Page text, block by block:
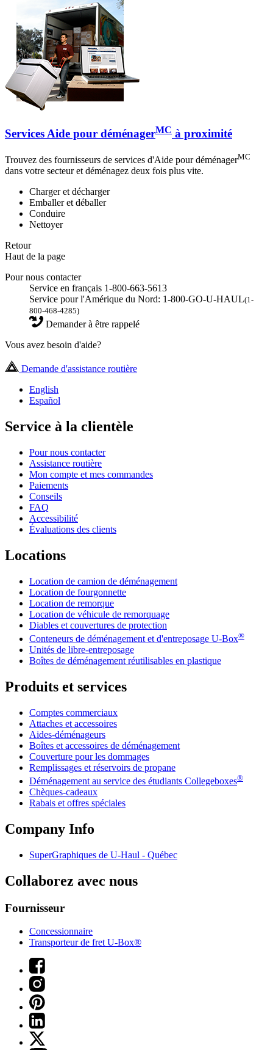
Services Aide pour déménagerMC à proximité
Trouvez des fournisseurs de services d'Aide pour déménagerMC
dans votre secteur et déménagez deux fois plus vite.
Charger et décharger
Emballer et déballer
Conduire
Nettoyer
Retour
Haut de la page
Pour nous contacter
Service en français 1-800-663-5613
Service pour l'Amérique du Nord: 1-800-GO-U-HAUL(1-
800-468-4285)
Demander à être rappelé
Vous avez besoin d'aide?
Demande d'assistance routière
English
Español
Service à la clientèle
Pour nous contacter
Assistance routière
Mon compte et mes commandes
Paiements
Conseils
FAQ
Accessibilité
Évaluations des clients
Locations
Location de camion de déménagement
Location de fourgonnette
Location de remorque
Location de véhicule de remorquage
Diables et couvertures de protection
Conteneurs de déménagement et d'entreposage U-Box®
Unités de libre-entreposage
Boîtes de déménagement réutilisables en plastique
Produits et services
Comptes commerciaux
Attaches et accessoires
Aides-déménageurs
Boîtes et accessoires de déménagement
Couverture pour les dommages
Remplissages et réservoirs de propane
Déménagement au service des étudiants Collegeboxes®
Chèques-cadeaux
Rabais et offres spéciales
Company Info
SuperGraphiques de U-Haul - Québec
Collaborez avec nous
Fournisseur
Concessionnaire
Transporteur de fret U-Box®